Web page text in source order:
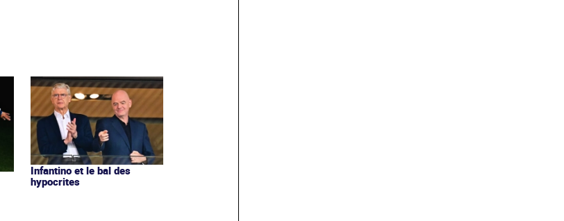
Infantino et le bal des
hypocrites